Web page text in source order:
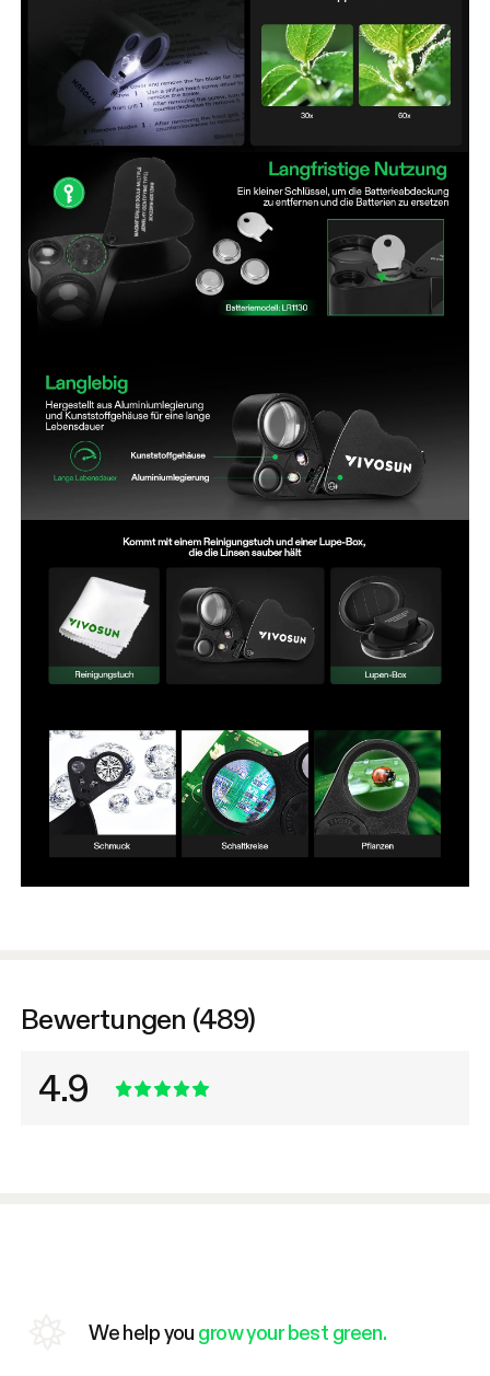
Bewertungen (489)
4.9
We help you grow your best green.